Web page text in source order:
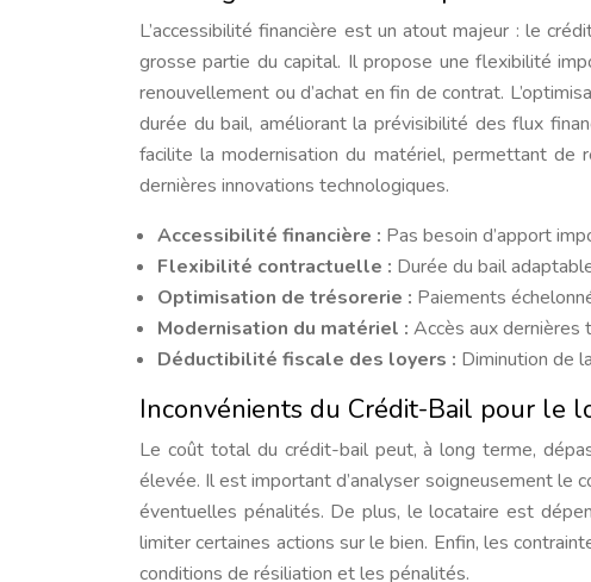
L’accessibilité financière est un atout majeur : le
grosse partie du capital. Il propose une flexibilité
renouvellement ou d’achat en fin de contrat.
durée du bail, améliorant la prévisibilité des flux
facilite la modernisation du matériel, permettant
dernières innovations technologiques.
Accessibilité financière : Pas besoin d’apport
Flexibilité contractuelle : Durée du bail
Optimisation de trésorerie : Paiements
Modernisation du matériel : Accès aux dernières
Déductibilité fiscale des loyers : Diminution de
Inconvénients du Crédit-Bail pour le
Le coût total du crédit-bail peut, à long terme,
élevée. Il est important d’analyser soigneusement
éventuelles pénalités. De plus, le locataire est
limiter certaines actions sur le bien. Enfin, les
conditions de résiliation et les pénalités.